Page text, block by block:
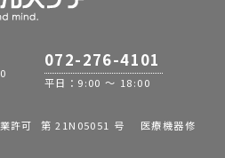
072-276-4101
平日：9:00 ～ 18:00
業許可 第 21N05051 号 医療機器修